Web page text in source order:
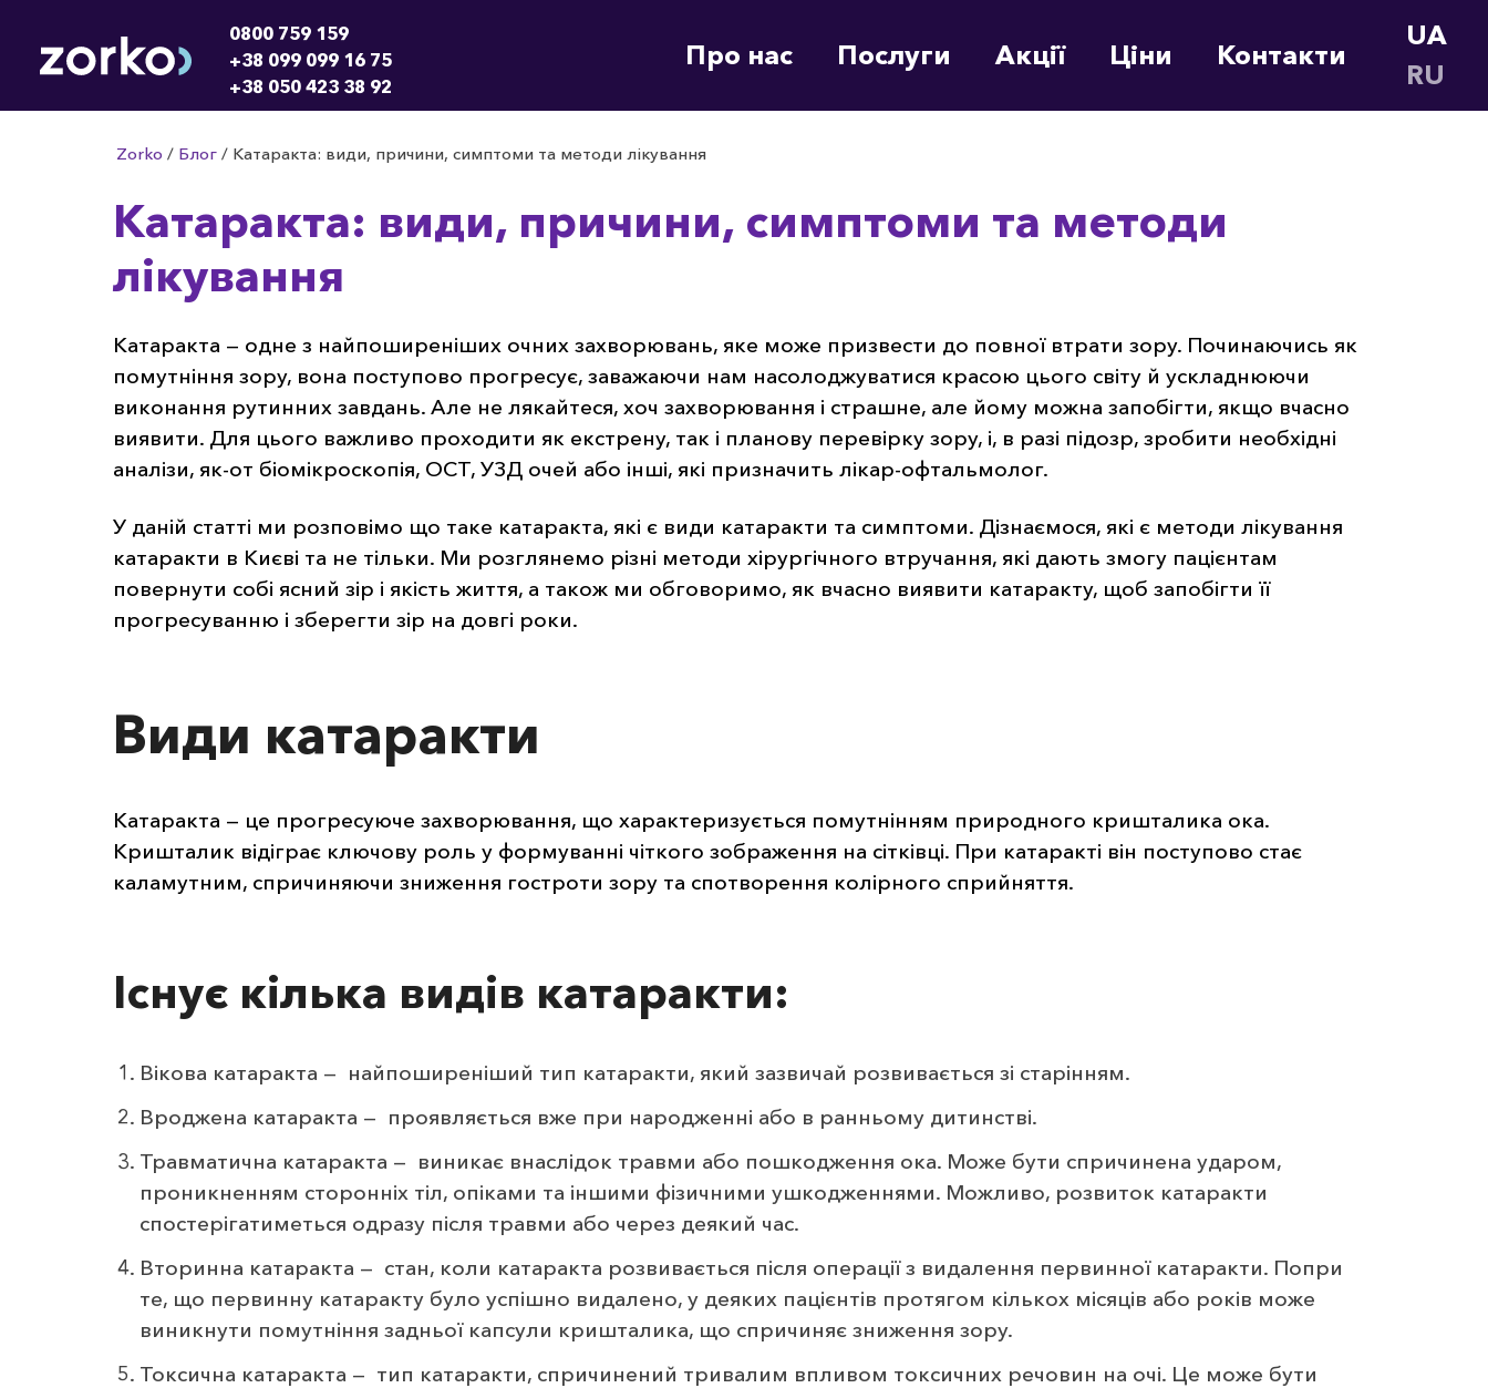
0800 759 159
+38 099 099 16 75
+38 050 423 38 92
Про нас Послуги Акції Ціни Контакти
UA
RU
Zorko / Блог / Катаракта: види, причини, симптоми та методи лікування
Катаракта: види, причини, симптоми та методи
лікування
Катаракта — одне з найпоширеніших очних захворювань, яке може призвести до повної втрати зору. Починаючись як
помутніння зору, вона поступово прогресує, заважаючи нам насолоджуватися красою цього світу й ускладнюючи
виконання рутинних завдань. Але не лякайтеся, хоч захворювання і страшне, але йому можна запобігти, якщо вчасно
виявити. Для цього важливо проходити як екстрену, так і планову перевірку зору, і, в разі підозр, зробити необхідні
аналізи, як-от біомікроскопія, ОСТ, УЗД очей або інші, які призначить лікар-офтальмолог.
У даній статті ми розповімо що таке катаракта, які є види катаракти та симптоми. Дізнаємося, які є методи лікування
катаракти в Києві та не тільки. Ми розглянемо різні методи хірургічного втручання, які дають змогу пацієнтам
повернути собі ясний зір і якість життя, а також ми обговоримо, як вчасно виявити катаракту, щоб запобігти її
прогресуванню і зберегти зір на довгі роки.
Види катаракти
Катаракта — це прогресуюче захворювання, що характеризується помутнінням природного кришталика ока.
Кришталик відіграє ключову роль у формуванні чіткого зображення на сітківці. При катаракті він поступово стає
каламутним, спричиняючи зниження гостроти зору та спотворення колірного сприйняття.
Існує кілька видів катаракти:
Вікова катаракта — найпоширеніший тип катаракти, який зазвичай розвивається зі старінням.
Вроджена катаракта — проявляється вже при народженні або в ранньому дитинстві.
Травматична катаракта — виникає внаслідок травми або пошкодження ока. Може бути спричинена ударом,
проникненням сторонніх тіл, опіками та іншими фізичними ушкодженнями. Можливо, розвиток катаракти
спостерігатиметься одразу після травми або через деякий час.
Вторинна катаракта — стан, коли катаракта розвивається після операції з видалення первинної катаракти. Попри
те, що первинну катаракту було успішно видалено, у деяких пацієнтів протягом кількох місяців або років може
виникнути помутніння задньої капсули кришталика, що спричиняє зниження зору.
Токсична катаракта — тип катаракти, спричинений тривалим впливом токсичних речовин на очі. Це може бути